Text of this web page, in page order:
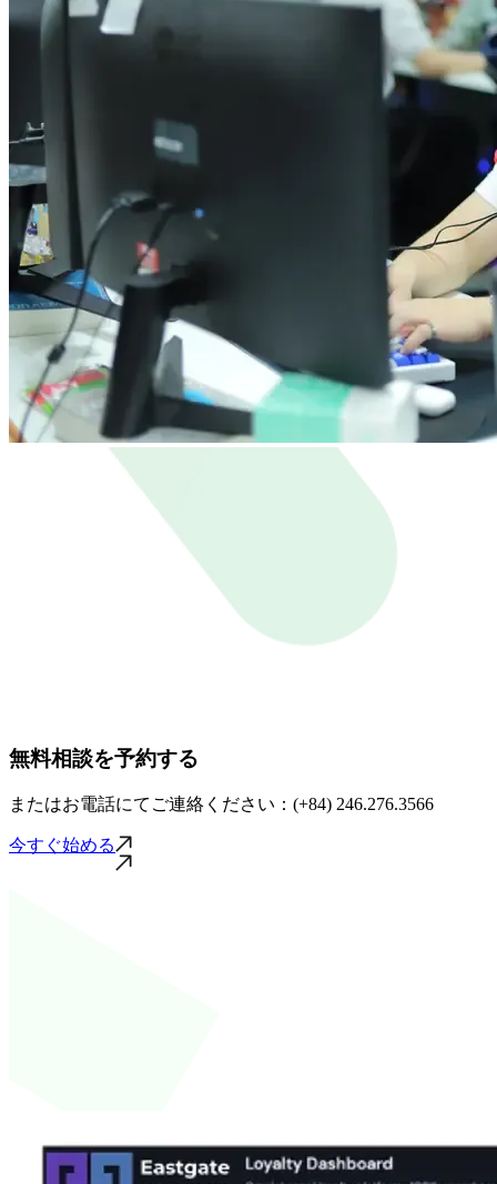
無料相談を予約する
またはお電話にてご連絡ください：(+84) 246.276.3566
今すぐ始める